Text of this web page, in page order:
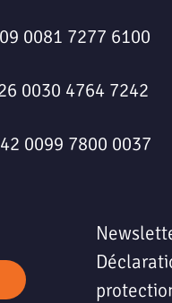
0081 7277 6100
0030 4764 7242
0099 7800 0037